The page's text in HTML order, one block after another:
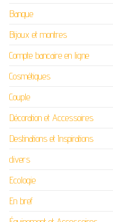
Banque
Bijoux et montres
Compte bancaire en ligne
Cosmétiques
Couple
Décoration et Accessoires
Destinations et Inspirations
divers
Ecologie
En bref